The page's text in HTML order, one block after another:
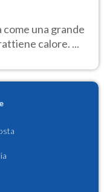
come una grande
calore. ...